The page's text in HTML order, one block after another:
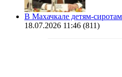
В Махачкале детям-
18.07.2026 11:46 (811)